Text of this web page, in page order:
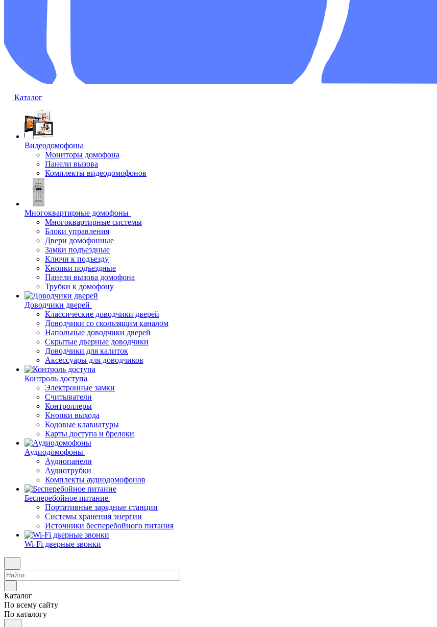
Каталог
Видеодомофоны
Мониторы домофона
Панели вызова
Комплекты видеодомофонов
Многоквартирные домофоны
Многоквартирные системы
Блоки управления
Двери домофонные
Замки подъездные
Ключи к подъезду
Кнопки подъездные
Панели вызова домофона
Трубки к домофону
Доводчики дверей
Классические доводчики дверей
Доводчики со скользящим каналом
Напольные доводчики дверей
Скрытые дверные доводчики
Доводчики для калиток
Аксессуары для доводчиков
Контроль доступа
Электронные замки
Считыватели
Контроллеры
Кнопки выхода
Кодовые клавиатуры
Карты доступа и брелоки
Аудиодомофоны
Аудиопанели
Аудиотрубки
Комплекты аудиодомофонов
Бесперебойное питание
Портативные зарядные станции
Системы хранения энергии
Источники бесперебойного питания
Wi-Fi дверные звонки
Каталог
По всему сайту
По каталогу